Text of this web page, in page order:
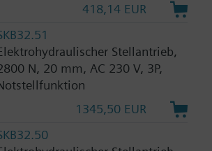
418,14 EUR
Stellantrieb,
N, 20 mm, AC 230 V, 3P,
1345,50 EUR